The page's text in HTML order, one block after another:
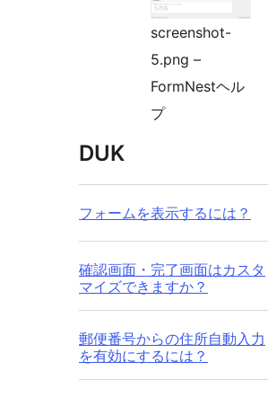
screenshot-
5.png –
FormNestヘル
プ
DUK
フォームを表示するには？
確認画面・完了画面はカスタ
マイズできますか？
郵便番号からの住所自動入力
を有効にするには？